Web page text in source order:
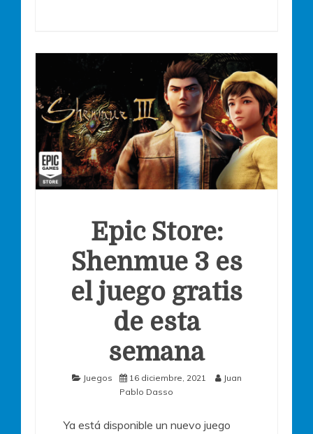
Epic Store:
Shenmue 3 es
el juego gratis
de esta
semana
Juegos 16 diciembre, 2021
Juan
Pablo Dasso
Ya está disponible un nuevo juego